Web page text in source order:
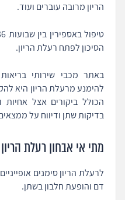
הריון מרובה עוברים ועוד.
הסיכון לפתח רעלת הריון.
באתר מכבי שירותי
להימנע מרעלת הריון היא
הכולל ביקורים אצל
בדיקות שתן ודיווח על
מתי אי אבחון רעלת
לרעלת הריון סימנים
דם והופעת חלבון בשתן.